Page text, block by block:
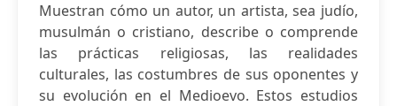
Muestran cómo un autor, un artista, sea judío,
musulmán o cristiano, describe o comprende
las prácticas religiosas, las realidades
culturales, las costumbres de sus oponentes y
su evolución en el Medioevo. Estos estudios